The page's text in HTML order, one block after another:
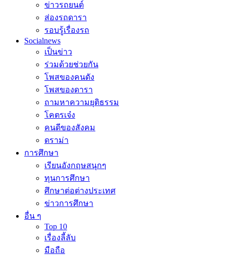
ข่าวรถยนต์
ส่องรถดารา
รอบรู้เรื่องรถ
Socialnews
เป็นข่าว
ร่วมด้วยช่วยกัน
โพสของคนดัง
โพสของดารา
ถามหาความยุติธรรม
โคตรเจ๋ง
คนดีของสังคม
ดราม่า
การศึกษา
เรียนอังกฤษสนุกๆ
ทุนการศึกษา
ศึกษาต่อต่างประเทศ
ข่าวการศึกษา
อื่น ๆ
Top 10
เรื่องลี้ลับ
มือถือ